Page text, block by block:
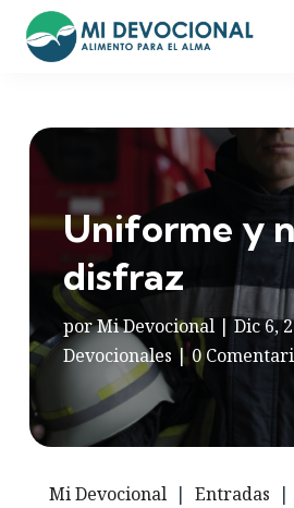
Uniforme y
disfraz
porMi Devocional |Dic 6,
Devocionales |0
Mi Devocional | Entradas |